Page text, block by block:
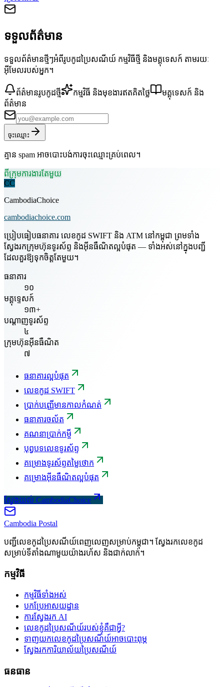
ទទួលព័ត៌មាន
ទទួលព័ត៌មានថ្មីៗអំពីរូបកូដប្រៃសណីយ៍ កម្មវិធីថ្មី និងមគ្គុទេសក៍ តាមរយៈ
អ៊ីមែលរបស់អ្នក។
ព័ត៌មានរូបកូដថ្មី កម្មវិធី និងមុខងារឥតគិតថ្លៃ
មគ្គុទេសក៍ និង
ព័ត៌មាន
ចុះឈ្មោះ
គ្មាន spam អាចបោះបង់ការចុះឈ្មោះគ្រប់ពេល។
ពីក្រុមការងារតែមួយ
CC
CambodiaChoice
cambodiachoice.com
ប្រៀបធៀបធនាគារ លេខកូដ SWIFT និង ATM នៅកម្ពុជា ព្រមទាំង
ស្វែងរកក្រុមហ៊ុនទូរស័ព្ទ និងអ៊ីនធឺណិតល្អបំផុត — ទាំងអស់នៅក្នុងបញ្ជី
ដែលគួរឱ្យទុកចិត្តតែមួយ។
ធនាគារ
១០
មគ្គុទ្ទេសក៍
១៣+
បណ្តាញទូរស័ព្ទ
៤
ក្រុមហ៊ុនអ៊ីនធឺណិត
៧
ធនាគារល្អបំផុត
លេខកូដ SWIFT
ប្រាក់បញ្ញើមានកាលកំណត់
ធនាគារចល័ត
គណនាប្រាក់កម្ចី
បុព្វបទលេខទូរស័ព្ទ
គម្រោងទូរស័ព្ទតម្លៃថោក
គម្រោងអ៊ីនធឺណិតល្អបំផុត
ស្វែងយល់ CambodiaChoice
Cambodia Postal
បញ្ជីលេខកូដប្រៃសណីយ៍ពេញលេញសម្រាប់កម្ពុជា។ ស្វែងរកលេខកូដ
សម្រាប់ទីតាំងណាមួយយ៉ាងរហ័ស និងជាក់លាក់។
កម្មវិធី
កម្មវិធីទាំងអស់
បកប្រែអាសយដ្ឋាន
ការស្វែងរក AI
លេខកូដប្រៃសណីយ៍របស់ខ្ញុំគឺជាអ្វី?
ទាញយកលេខកូដប្រៃសណីយ៍អាចបោះពុម្ភ
ស្វែងរកការិយាល័យប្រៃសណីយ៍
ធនធាន